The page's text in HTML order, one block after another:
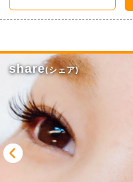
share(シェア)